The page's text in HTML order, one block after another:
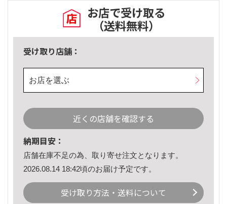
お店で受け取る
（送料無料）
受け取り店舗：
お店を選ぶ
近くの店舗を確認する
納期目安：
店舗在庫不足の為、取り寄せ注文となります。
2026.08.14 18:42頃のお届け予定です。
受け取り方法・送料について